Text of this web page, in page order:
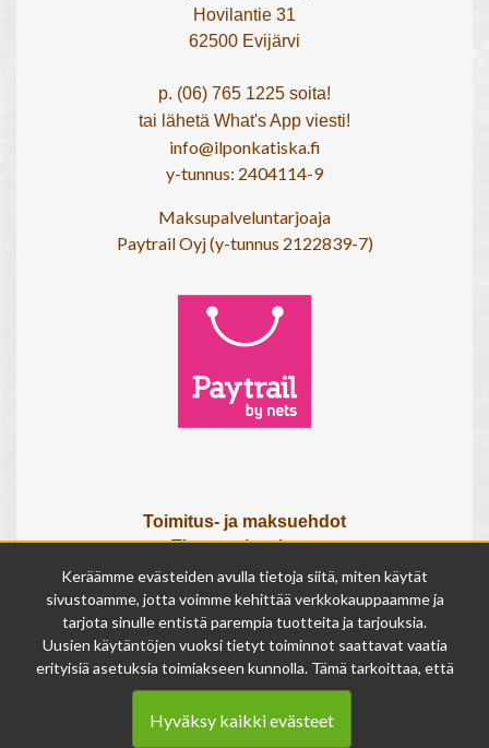
Hovilantie 31
62500 Evijärvi
p. (06) 765 1225 soita!
tai lähetä What's App viesti!
info@ilponkatiska.fi
y-tunnus: 2404114-9
Maksupalveluntarjoaja
Paytrail Oyj (y-tunnus 2122839-7)
Toimitus- ja maksuehdot
Tietosuojaseloste
Tietoa meistä
Osta lahjakortti
Tilauksen peruutuslomake
Olemme avoinna
ma - pe 9 - 17
la 9 - 14
su suljettu
Keräämme evästeiden avulla tietoja siitä, miten käytät
sivustoamme, jotta voimme kehittää verkkokauppaamme ja
tarjota sinulle entistä parempia tuotteita ja tarjouksia.
Uusien käytäntöjen vuoksi tietyt toiminnot saattavat vaatia
erityisiä asetuksia toimiakseen kunnolla. Tämä tarkoittaa, että
joissakin tapauksissa anonymisoidut tiedot voivat kertyä,
vaikka olisit kieltänyt evästeiden käytön. Näitä tietoja
käytetään ainoastaan palvelumme parantamiseen, eikä niistä
Hyväksy kaikki evästeet